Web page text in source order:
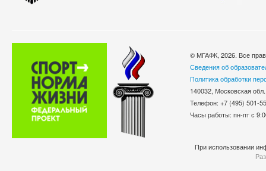
© МГАФК, 2026. Все
Сведения об
Политика обработки
140032, Московская
Телефон: +7 (495)
Часы работы: пн-пт с
При использовании